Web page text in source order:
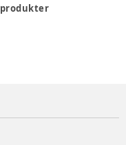
produkter